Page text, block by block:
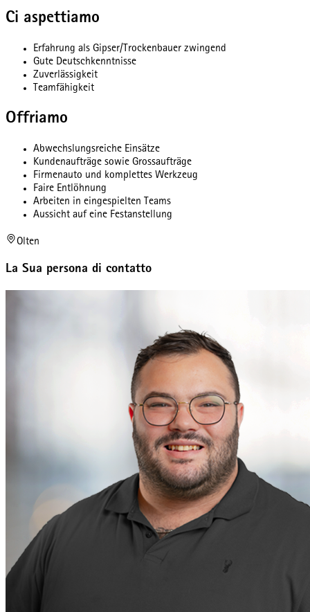
Ci aspettiamo
Erfahrung als Gipser/Trockenbauer zwingend
Gute Deutschkenntnisse
Zuverlässigkeit
Teamfähigkeit
Offriamo
Abwechslungsreiche Einsätze
Kundenaufträge sowie Grossaufträge
Firmenauto und komplettes Werkzeug
Faire Entlöhnung
Arbeiten in eingespielten Teams
Aussicht auf eine Festanstellung
Olten
La Sua persona di contatto